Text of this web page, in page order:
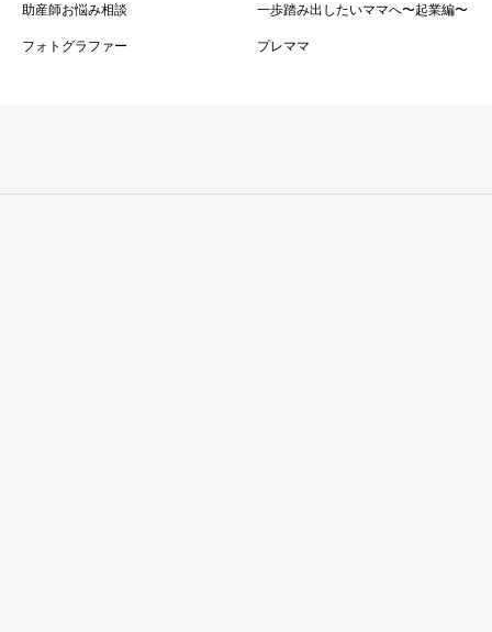
助産師お悩み相談 一歩踏み出したいママへ〜起業編〜
フォトグラファー プレママ